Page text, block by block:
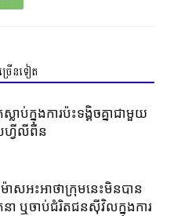
រើនទៀត
ាប់ក្នុងការប៉ះទង្គិចគ្នាជាមួយ
ហ្វីលីពីន
ាសអះអាថាក្រុមនេះមិនបាន
ា ឬចាប់ជំរិតជនស៊ីវិលក្នុងការ